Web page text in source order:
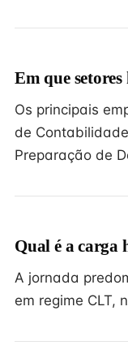
Em que
Os principais
de
Preparação de
Qual é a
A jornada
em regime CLT,